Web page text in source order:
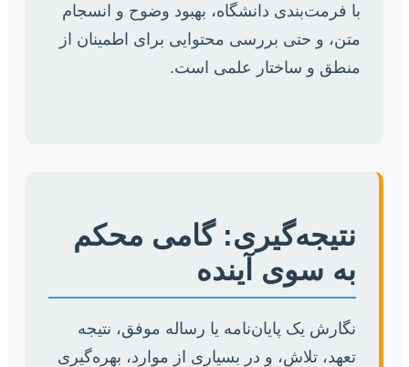
با فرمت‌بندی دانشگاه، بهبود وضوح و انسجام
متن، و حتی بررسی محتوایی برای اطمینان از
منطق و ساختار علمی است.
نتیجه‌گیری: گامی محکم
به سوی آینده
نگارش یک پایان‌نامه یا رساله موفق، نتیجه
تعهد، تلاش، و در بسیاری از موارد، بهره‌گیری